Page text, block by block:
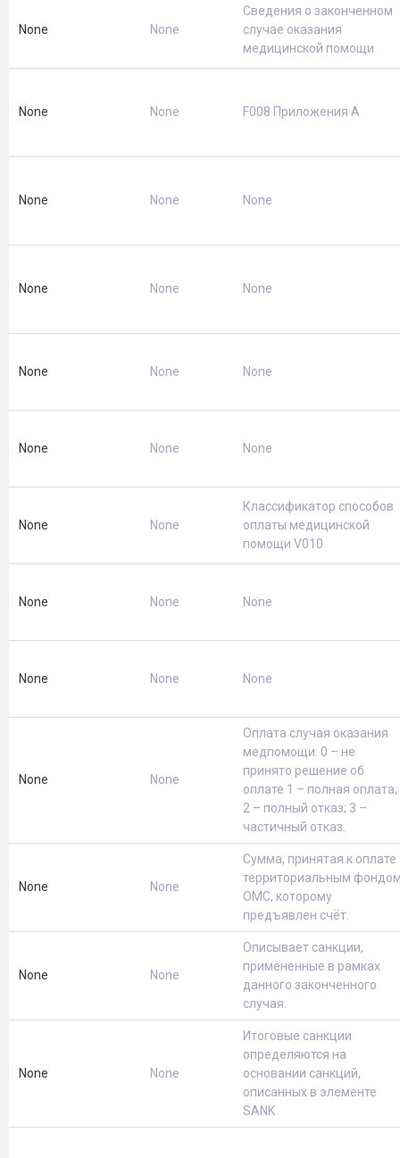
None None
Сведения о законченном
случае оказания
медицинской помощи
None None F008 Приложения А
None None None
None None None
None None None
None None None
None None
Классификатор способов
оплаты медицинской
помощи V010
None None None
None None None
None None
Оплата случая оказания
медпомощи: 0 – не
принято решение об
оплате 1 – полная оплата;
2 – полный отказ; 3 –
частичный отказ.
None None
Сумма, принятая к оплате
территориальным
ОМС, которому
предъявлен счёт.
None None
Описывает санкции,
примененные в рамках
данного законченного
случая.
None None
Итоговые санкции
определяются на
основании санкций,
описанных в элементе
SANK